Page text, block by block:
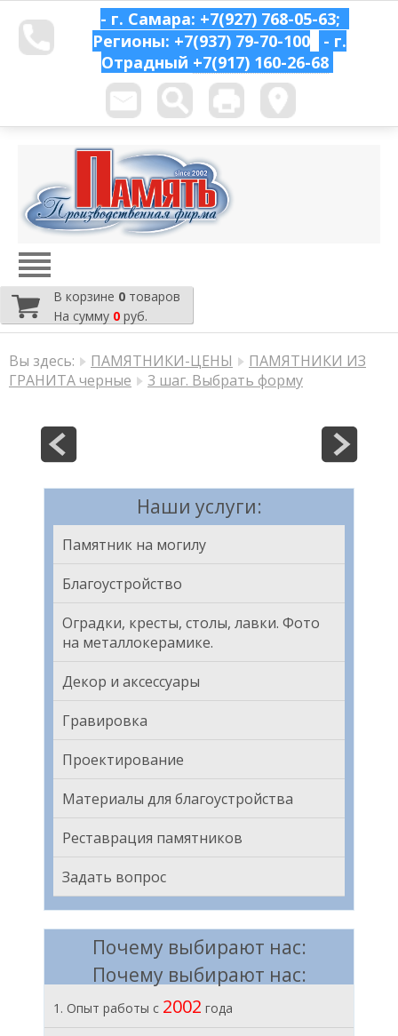
- г. Самара: +7(927) 768-05-63;
Регионы: +7(937) 79-70-100
- г.
Отрадный +7(917) 160-26-68
В корзине 0 товаров
На сумму 0 руб.
Вы здесь: ПАМЯТНИКИ-ЦЕНЫ
ПАМЯТНИКИ ИЗ
ГРАНИТА черные
3 шаг. Выбрать форму
Наши услуги:
Памятник на могилу
Благоустройство
Оградки, кресты, столы, лавки. Фото
на металлокерамике.
Декор и аксессуары
Гравировка
Проектирование
Материалы для благоустройства
Реставрация памятников
Задать вопрос
Почему выбирают нас:
Почему выбирают нас:
1. Опыт работы с 2002 года